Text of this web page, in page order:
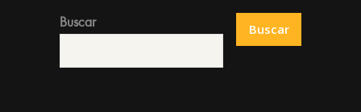
Buscar Buscar